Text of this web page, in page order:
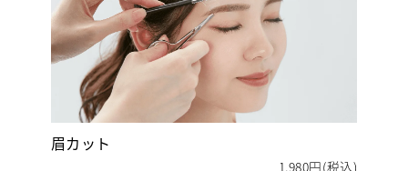
眉カット
1,980円(税込)